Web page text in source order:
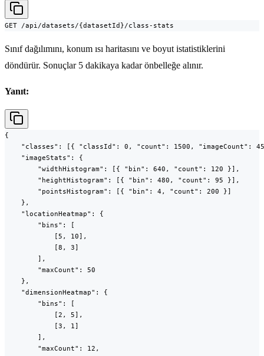
GET /api/datasets/{datasetId}/class-stats
Sınıf dağılımını, konum ısı haritasını ve boyut istatistiklerini
döndürür. Sonuçlar 5 dakikaya kadar önbelleğe alınır.
Yanıt:
{
"classes": [{ "classId": 0, "count": 1500, "imageCount":
    "imageStats": {
        "widthHistogram": [{ "bin": 640, "count": 120 }],
        "heightHistogram": [{ "bin": 480, "count": 95 }],
        "pointsHistogram": [{ "bin": 4, "count": 200 }]
    },
    "locationHeatmap": {
        "bins": [
            [5, 10],
            [8, 3]
        ],
        "maxCount": 50
    },
    "dimensionHeatmap": {
        "bins": [
            [2, 5],
            [3, 1]
        ],
        "maxCount": 12,